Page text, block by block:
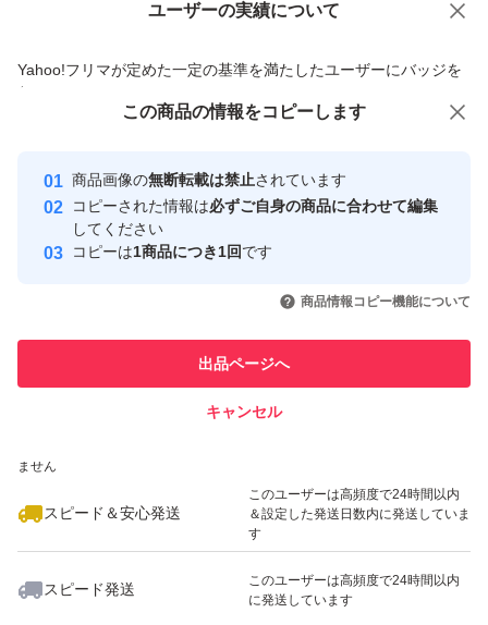
ユーザーの実績について
Yahoo!フリマが定めた一定の基準を満たしたユーザーにバッジを
付与しています
安心取引出品者
心・安全なユーザーです
取引実績
引を完了させた実績があります
での取引実績があります
ません
スピード＆安心発送
このユーザーは高頻度で24時間以内
＆設定した発送日数内に発送していま
す
スピード発送
このユーザーは高頻度で24時間以内
に発送しています
価格の相談 商品への質問
この商品の情報をコピーします
商品画像の無断転載は禁止されています
コピーされた情報は必ずご自身の商品に合わせて編集
してください
コピーは1商品につき1回です
商品情報コピー機能について
出品ページへ
キャンセル
この商品をみている人にオススメ
いいね！
1,340